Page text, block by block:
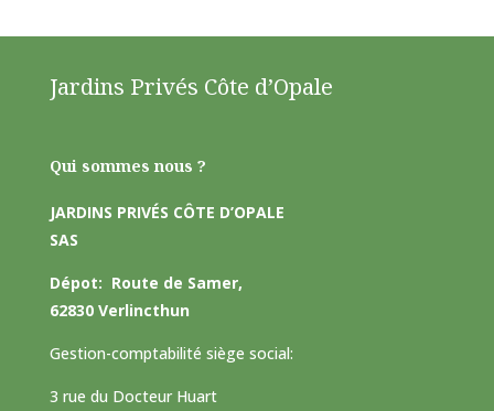
Jardins Privés Côte d’Opale
Qui sommes nous ?
JARDINS PRIVÉS CÔTE D’OPALE
SAS
Dépot: Route de Samer,
62830 Verlincthun
Gestion-comptabilité siège social:
3 rue du Docteur Huart